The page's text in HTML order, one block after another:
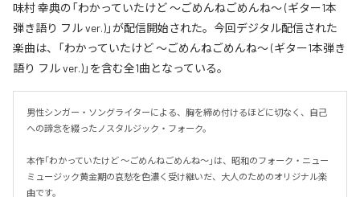
味村 幸典の「わかっていたけど ～ごめんねごめんね～ (ギター1本
弾き語り フル ver.)」が配信開始された。今回デジタル配信された
楽曲は、「わかっていたけど ～ごめんねごめんね～ (ギター1本弾き
語り フル ver.)」を含む全1曲となっている。
男性シンガー・ソングライターによる、胸を締め付けるほどに切なく、自己
への諦念を綴ったノスタルジック・フォーク。
本作「わかっていたけど ～ごめんねごめんね～」は、昭和のフォーク・ニュー
ミュージック黄金期の哀愁を色濃く受け継いだ、大人のためのオリジナル楽
曲です。